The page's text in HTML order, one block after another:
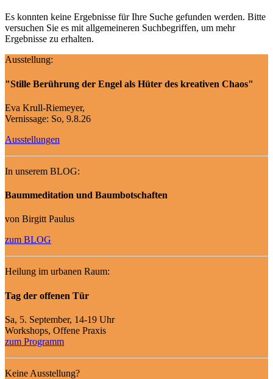
Es konnten keine Ergebnisse für Ihre Suche gefunden werden. Bitte
versuchen Sie es mit allgemeineren Suchbegriffen, um mehr
Ergebnisse zu erhalten.
Ausstellung:
"Stille Berührung der Engel als Hüter des kreativen Chaos"
Eva Krull-Riemeyer,
Vernissage: So, 9.8.26
Ausstellungen
In unserem BLOG:
Baummeditation und Baumbotschaften
von Birgitt Paulus
zum BLOG
Heilung im urbanen Raum:
Tag der offenen Tür
Sa, 5. September, 14-19 Uhr
Workshops, Offene Praxis
zum Programm
Keine Ausstellung?